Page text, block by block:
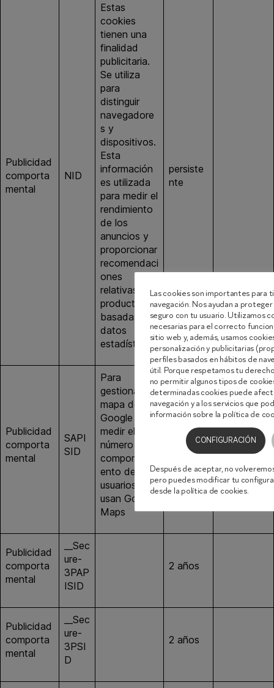
Publicidad
comporta
mental
NID
Estas
cookies
tienen una
finalidad
publicitaria.
Se utiliza
para
distinguir
navegadore
s y
dispositivos.
Esta
información
es utilizada
para medir el
rendimiento
de los
anuncios y
proporcionar
recomendaci
ones
relativas a
productos
basadas en
datos
estadísticos
persiste
nte
Publicidad
comporta
mental
SAPI
SID
Para
gestionar el
mapa de
Google y
medir el
número y el
comportami
ento de los
usuarios que
usan Google
Maps
2 años google.es
Publicidad
comporta
mental
__Sec
ure-
3PAP
ISID
2 años
Publicidad
comporta
mental
__Sec
ure-
3PSI
D
2 años
Las cookies son importantes para
navegación. Nos ayudan a
seguro con tu usuario. Utilizamos
necesarias para el correcto
sitio web y, además, usamos
personalización y publicitarias
perfiles basados en hábitos de
útil. Porque respetamos tu
no permitir algunos tipos de
determinadas cookies puede
navegación y a los servicios que
información sobre la política de
CONFIGURACIÓN
Después de aceptar, no
pero puedes modificar tu
desde la política de cookies.